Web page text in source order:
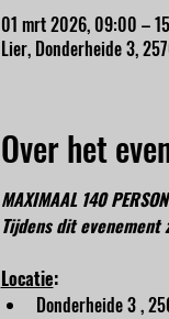
01 mrt 2026, 09:00 –
Lier, Donderheide 3,
Over het
MAXIMAAL 140
Tijdens dit evenement
Locatie:
Donderheide 3 ,